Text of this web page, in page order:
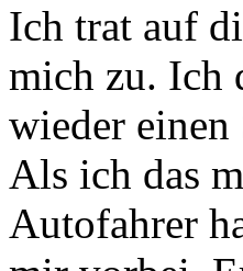
Ich trat auf
mich zu. Ich
wieder
Als ich das
Autofahrer